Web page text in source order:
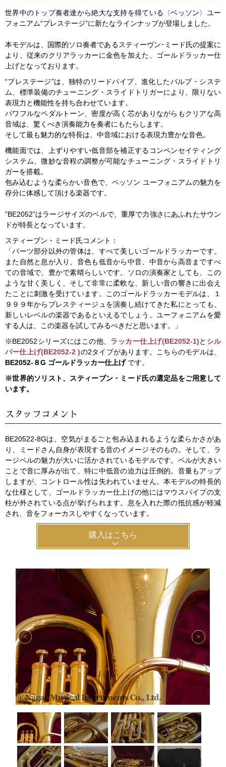
世界中のトップ奏者達から絶大な支持を得ている〈ベッソン〉ユー
フォニアム“プレステージ”に新たなラインナップが登場しました。
本モデルは、国際的ソロ奏者であるスティーヴン･ミード氏の提案に
より、従来のクリアラッカーに金色を加えた、ゴールドラッカー仕
上げとなっております。
“プレステージ”は、独特のリードパイプ、進化したバルブ・システ
ム、標準装備のチューニング・スライドトリガーにより、限りない
表現力と機能性を持ち合わせています。
パワフルなペダルトーン、密度が高く芯がありながらもクリアな高
音域は、驚くべき演奏能力を奏者にもたらします。
そして最も魅力的な特長は、中音域における表現力豊かな音色。
機能面では、上ずりやすい低音部を補正するコンペンセイティング
システム、微妙な音程の調整が可能なチューニング・スライドトリ
ガーを搭載。
包み込むような柔らかい音色で、ベッソン ユーフォニアムの魅力を
存分に体感して頂ける楽器です。
”BE2052”はラージサイズのベルで、重厚で力強さにあふれたサウン
ドが特長となっています。
スティーブン・ミード氏コメント：
「パーツ部分以外の管体は、すべて美しいゴールドラッカーです。
また自然と息が入り、音色も低音から中音、中音から高音まですべ
ての音域で、豊かで素晴らしいです。ソロの演奏家としても、この
ような甘く美しく、そして非常に柔軟な、新しい音の響きに出会え
たことに刺激を受けています。このゴールドラッカーモデルは、１
９９９年からプレスティージュを演奏し続けてきた私にとっても、
新しいレベルの楽器であるといえるでしょう。ユーフォニアムを愛
する人は、この楽器を試してみるべきだと思います。」
※BE2052シリーズにはこの他、 ラッカー仕上げ(BE2052-1)と シル
バー仕上げ(BE2052-2 )の2タイプがあります。こちらのモデルは、
BE2052-８G ゴールドラッカー仕上げです。
※世界的ソリスト、スティーブン・ミード氏の選定品をご用意して
います。
スタッフコメント
BE20522-8Gは、空気がまるごと包み込まれるような柔らかさがあ
り、ミードさん自身が表現する音のイメージそのもの。そして、ラ
ージベルの魅力が大いに活かされているモデルです。ベルが大きい
ことで音に厚みが出て、特に中低音の迫力は圧倒的。音量もアップ
しますが、コントロール性は失われていません。本モデルの特長的
な仕様として、ゴールドラッカー仕上げの他にはマウスパイプの支
柱が外されている点が挙げられます。息を入れた際の抵抗感が軽減
され、音をフォーカスしやすくなっています。
購入はこちら